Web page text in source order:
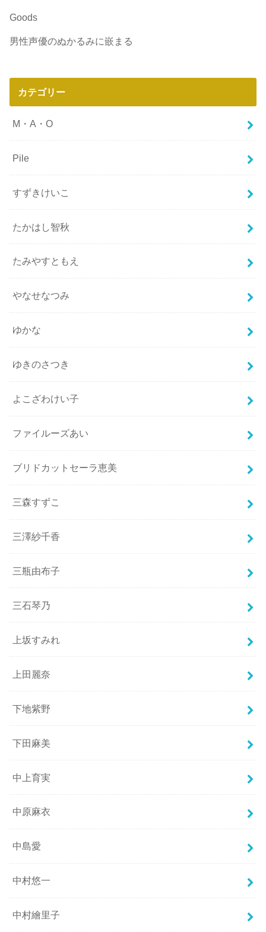
Goods
男性声優のぬかるみに嵌まる
カテゴリー
M・A・O
Pile
すずきけいこ
たかはし智秋
たみやすともえ
やなせなつみ
ゆかな
ゆきのさつき
よこざわけい子
ファイルーズあい
ブリドカットセーラ恵美
三森すずこ
三澤紗千香
三瓶由布子
三石琴乃
上坂すみれ
上田麗奈
下地紫野
下田麻美
中上育実
中原麻衣
中島愛
中村悠一
中村繪里子